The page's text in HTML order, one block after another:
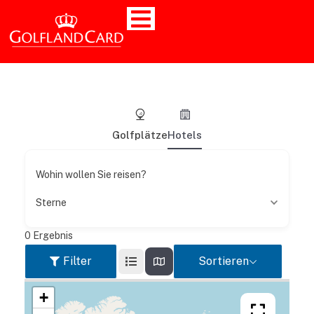
GolfplätzeHotels
Wohin wollen Sie reisen?
Sterne
0 Ergebnis
Filter Sortieren
+